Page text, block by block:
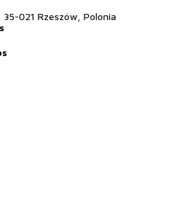
021 Rzeszów, Polonia